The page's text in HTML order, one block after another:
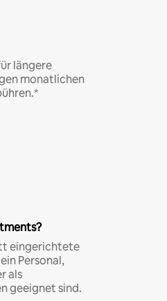
längere
monatlichen
eingerichtete
Personal,
als
geeignet sind.